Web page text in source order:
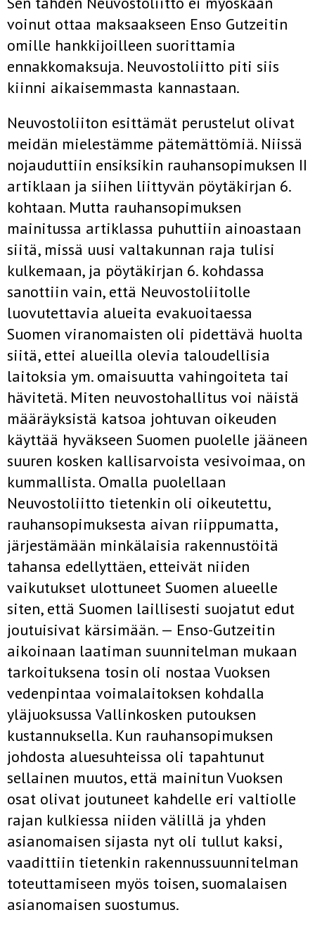
voinut ottaa maksaakseen Enso­ Gutzeitin
omille hankkijoilleen suorittamia
ennakkomaksuja. Neuvosto­liitto piti siis
kiinni aikaisemmasta kannastaan.
Neuvostoliiton esittämät perustelut olivat
meidän mielestämme päte­mättömiä. Niissä
nojauduttiin ensiksikin rauhansopimuksen II
artik­laan ja siihen liittyvän pöytäkirjan 6.
kohtaan. Mutta rauhansopimuksen
mainitussa artiklassa puhuttiin ainoastaan
siitä, missä uusi valtakunnan­ raja tulisi
kulkemaan, ja pöytäkirjan 6. kohdassa
sanottiin vain, että Neuvostoliitolle
luovutettavia alueita evakuoitaessa
Suomen viran­omaisten oli pidettävä huolta
siitä, ettei alueilla olevia taloudellisia
laitoksia ym. omaisuutta vahingoiteta tai
hävitetä. Miten neuvostohalli­tus voi näistä
määräyksistä katsoa johtuvan oikeuden
käyttää hyväkseen Suomen puolelle jääneen
suuren kosken kallisarvoista vesivoimaa, on
kummallista. Omalla puolellaan
Neuvostoliitto tietenkin oli oikeutettu,
rauhansopimuksesta aivan riippumatta,
järjestämään minkälaisia raken­nustöitä
tahansa edellyttäen, etteivät niiden
vaikutukset ulottuneet Suomen alueelle
siten, että Suomen laillisesti suojatut edut
joutuisivat kärsimään. — Enso-Gutzeitin
aikoinaan laatiman suunnitelman mukaan
tarkoituksena tosin oli nostaa Vuoksen
vedenpintaa voimalaitoksen koh­dalla
yläjuoksussa Vallinkosken putouksen
kustannuksella. Kun rauhan­sopimuksen
johdosta aluesuhteissa oli tapahtunut
sellainen muutos, että mainitun Vuoksen
osat olivat joutuneet kahdelle eri valtiolle
rajan kul­kiessa niiden välillä ja yhden
asianomaisen sijasta nyt oli tullut kaksi,
vaadittiin tietenkin rakennussuunnitelman
toteuttamiseen myös toisen, suomalaisen
asianomaisen suostumus.